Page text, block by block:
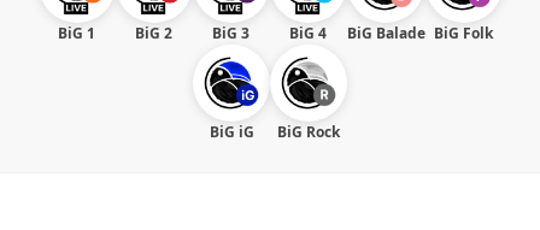
BiG 1 BiG 2 BiG 3 BiG 4 BiG Balade BiG Folk
BiG iG BiG Rock